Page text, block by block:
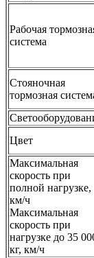
Рабочая
система
Стояночная
тормозная
Цвет
Максимальная
скорость при
полной нагрузке,
км/ч
Максимальная
скорость при
нагрузке до 35
кг, км/ч